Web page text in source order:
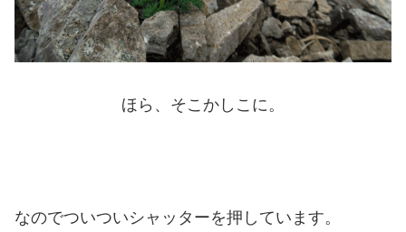
ほら、そこかしこに。
なのでついついシャッターを押しています。